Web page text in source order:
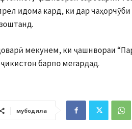
идома кард, ки дар
мекунем, ки ҷашнвораи
барпо мегардад.
мубодила